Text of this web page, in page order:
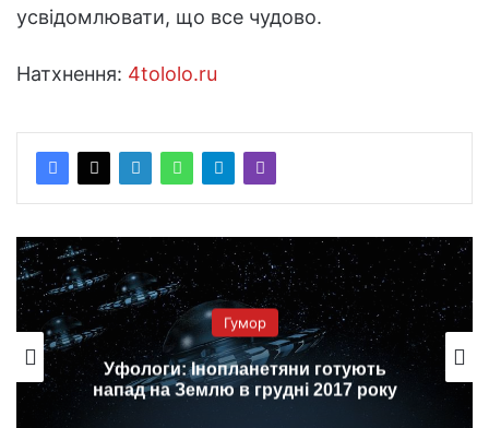
усвідомлювати, що все чудово.
Натхнення: 4tololo.ru
Гумор
Уфологи: Інопланетяни готують
напад на Землю в грудні 2017 року